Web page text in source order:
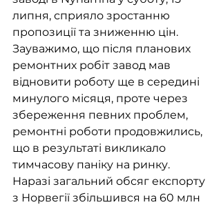
липня, сприяло зростанню
пропозиції та зниженню цін.
Зауважимо, що після планових
ремонтних робіт завод мав
відновити роботу ще в середині
минулого місяця, проте через
збереження певних проблем,
ремонтні роботи продовжились,
що в результаті викликало
тимчасову паніку на ринку.
Наразі загальний обсяг експорту
з Норвегії збільшився на 60 млн